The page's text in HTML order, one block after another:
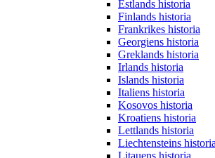
Estlands historia
Finlands historia
Frankrikes historia
Georgiens historia
Greklands historia
Irlands historia
Islands historia
Italiens historia
Kosovos historia
Kroatiens historia
Lettlands historia
Liechtensteins